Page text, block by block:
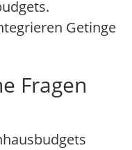
Getinge
Fragen